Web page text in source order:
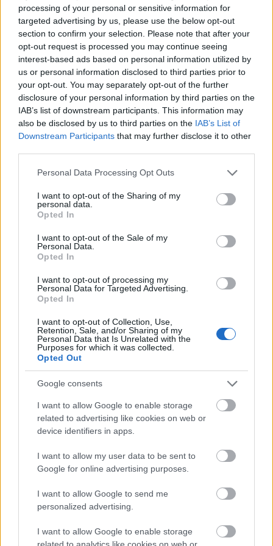
processing of your personal or sensitive information for
targeted advertising by us, please use the below opt-out
section to confirm your selection. Please note that after your
opt-out request is processed you may continue seeing
interest-based ads based on personal information utilized by
us or personal information disclosed to third parties prior to
your opt-out. You may separately opt-out of the further
disclosure of your personal information by third parties on the
IAB’s list of downstream participants. This information may
also be disclosed by us to third parties on the IAB’s List of
Downstream Participants that may further disclose it to other
Please note that this website/app uses one or more Google
not limited to your visit or usage behaviour. You may click to
grant or deny consent to Google and its third-party tags to
use your data for below specified purposes in below Google
consent section.
Personal Data Processing Opt Outs
I want to opt-out of the Sharing of my
personal data.
Opted In
I want to opt-out of the Sale of my
Personal Data.
Opted In
I want to opt-out of processing my
Personal Data for Targeted Advertising.
Opted In
I want to opt-out of Collection, Use,
Retention, Sale, and/or Sharing of my
Personal Data that Is Unrelated with the
Purposes for which it was collected.
Opted Out
Google consents
I want to allow Google to enable storage
related to advertising like cookies on web or
device identifiers in apps.
I want to allow my user data to be sent to
Google for online advertising purposes.
I want to allow Google to send me
personalized advertising.
I want to allow Google to enable storage
related to analytics like cookies on web or
felé. Többek közt ezért is játszom, ezért énekelek” –
fogalmazott a színésznő.
ompos Kátya az éneklésről is szót ejtett: „Igaz, most hirtelen kicsit sok
lett a zene meg a színház együtt, de meg fogom oldani valahogy.
Egyszerűen muszáj, mert annyira szeretem! Nagyon sokat köszönhetek
többek között a hangképző mesteremnek, Bagó Gizellának azért, hogy az